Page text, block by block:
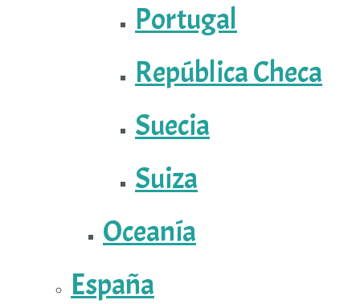
Portugal
República Checa
Suecia
Suiza
Oceanía
España